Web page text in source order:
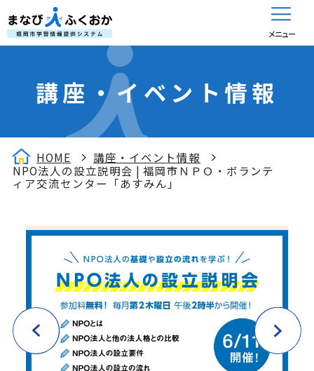
メニュー
講座・イベント情報
HOME
講座・イベント情報
NPO法人の設立説明会 | 福岡市ＮＰＯ・ボランテ
ィア交流センター「あすみん」